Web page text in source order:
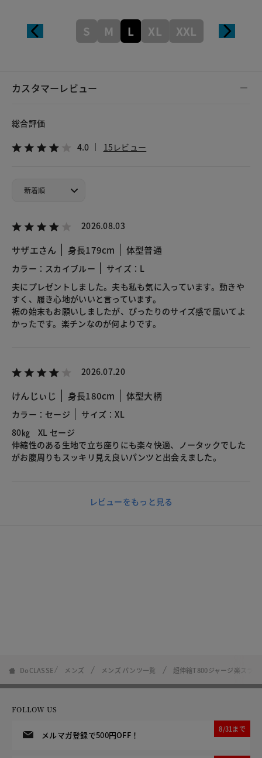
S M L XL XXL
カスタマーレビュー
総合評価
4.0 15レビュー
2026.08.03
サザエさん 身長179cm 体型普通
カラー：スカイブルー
サイズ：L
夫にプレゼントしました。夫も私も気に入っています。動きや
すく、履き心地がいいと言っています。
裾の始末もお願いしましたが、ぴったりのサイズ感で届いてよ
かったです。楽チンなのが何よりです。
2026.07.20
けんじぃじ 身長180cm 体型大柄
カラー：セージ
サイズ：XL
80㎏ XL セージ
伸縮性のある生地で立ち座りにも楽々快適、ノータックでした
がお腹周りもスッキリ見え良いパンツと出会えました。
レビューをもっと見る
DoCLASSE メンズ メンズ パンツ一覧 超伸縮T800ジャージ楽スラ
FOLLOW US
メルマガ登録で500円OFF！
8/31まで